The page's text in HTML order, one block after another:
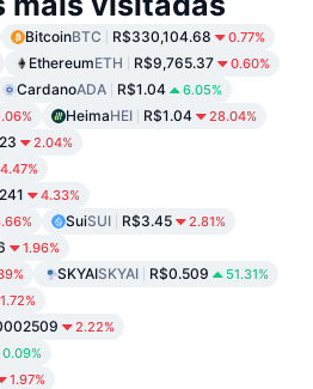
BitcoinBTC R$330,104.68 0.77%
EthereumETH R$9,765.37 0.60%
CardanoADA R$1.04 6.05%
HeimaHEI R$1.04 28.04%
2.04%
4.47%
4.33%
SuiSUI R$3.45 2.81%
1.96%
SKYAISKYAI R$0.509 51.31%
2.22%
0.09%
1.97%